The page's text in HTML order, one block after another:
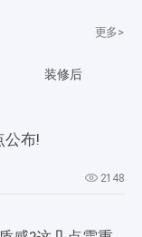
更多>
装修后
公布!
2148